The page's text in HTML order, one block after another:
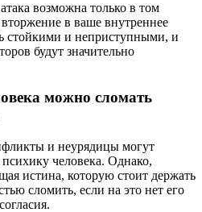
возможна только в том
в ваше внутреннее
стойкими и неприступными, и
будут значительно
можно сломать
и неурядицы могут
человека. Однако,
истина, которую стоит держать
сломить, если на это нет его